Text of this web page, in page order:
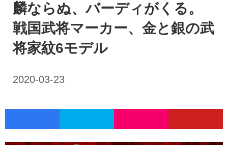
麟ならぬ、バーディがくる。
戦国武将マーカー、金と銀の武
将家紋6モデル